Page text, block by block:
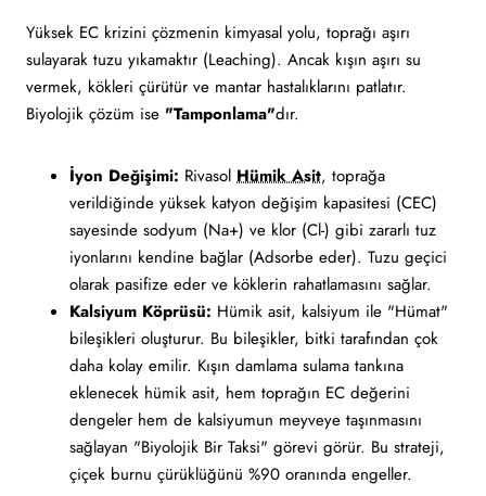
Yüksek EC krizini çözmenin kimyasal yolu, toprağı aşırı
sulayarak tuzu yıkamaktır (Leaching). Ancak kışın aşırı su
vermek, kökleri çürütür ve mantar hastalıklarını patlatır.
Biyolojik çözüm ise "Tamponlama"dır.
İyon Değişimi: Rivasol Hümik Asit, toprağa
verildiğinde yüksek katyon değişim kapasitesi (CEC)
sayesinde sodyum (Na+) ve klor (Cl-) gibi zararlı tuz
iyonlarını kendine bağlar (Adsorbe eder). Tuzu geçici
olarak pasifize eder ve köklerin rahatlamasını sağlar.
Kalsiyum Köprüsü: Hümik asit, kalsiyum ile "Hümat"
bileşikleri oluşturur. Bu bileşikler, bitki tarafından çok
daha kolay emilir. Kışın damlama sulama tankına
eklenecek hümik asit, hem toprağın EC değerini
dengeler hem de kalsiyumun meyveye taşınmasını
sağlayan "Biyolojik Bir Taksi" görevi görür. Bu strateji,
çiçek burnu çürüklüğünü %90 oranında engeller.